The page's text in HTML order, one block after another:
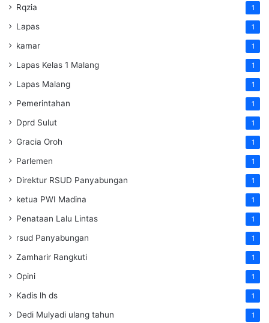
Rqzia 1
Lapas 1
kamar 1
Lapas Kelas 1 Malang 1
Lapas Malang 1
Pemerintahan 1
Dprd Sulut 1
Gracia Oroh 1
Parlemen 1
Direktur RSUD Panyabungan 1
ketua PWI Madina 1
Penataan Lalu Lintas 1
rsud Panyabungan 1
Zamharir Rangkuti 1
Opini 1
Kadis lh ds 1
Dedi Mulyadi ulang tahun 1